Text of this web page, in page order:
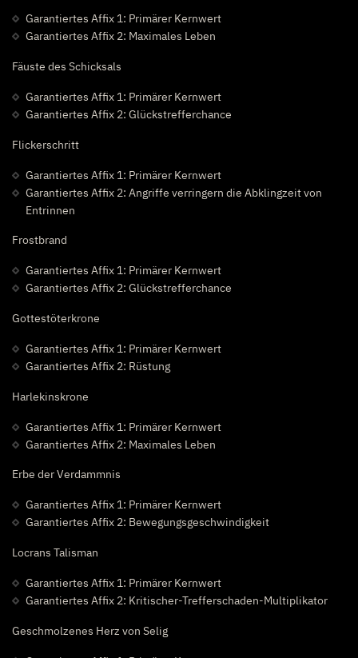
Garantiertes Affix 1: Primärer Kernwert
Garantiertes Affix 2: Maximales Leben
Fäuste des Schicksals
Garantiertes Affix 1: Primärer Kernwert
Garantiertes Affix 2: Glückstrefferchance
Flickerschritt
Garantiertes Affix 1: Primärer Kernwert
Garantiertes Affix 2: Angriffe verringern die Abklingzeit von
Entrinnen
Frostbrand
Garantiertes Affix 1: Primärer Kernwert
Garantiertes Affix 2: Glückstrefferchance
Gottestöterkrone
Garantiertes Affix 1: Primärer Kernwert
Garantiertes Affix 2: Rüstung
Harlekinskrone
Garantiertes Affix 1: Primärer Kernwert
Garantiertes Affix 2: Maximales Leben
Erbe der Verdammnis
Garantiertes Affix 1: Primärer Kernwert
Garantiertes Affix 2: Bewegungsgeschwindigkeit
Locrans Talisman
Garantiertes Affix 1: Primärer Kernwert
Garantiertes Affix 2: Kritischer-Trefferschaden-Multiplikator
Geschmolzenes Herz von Selig